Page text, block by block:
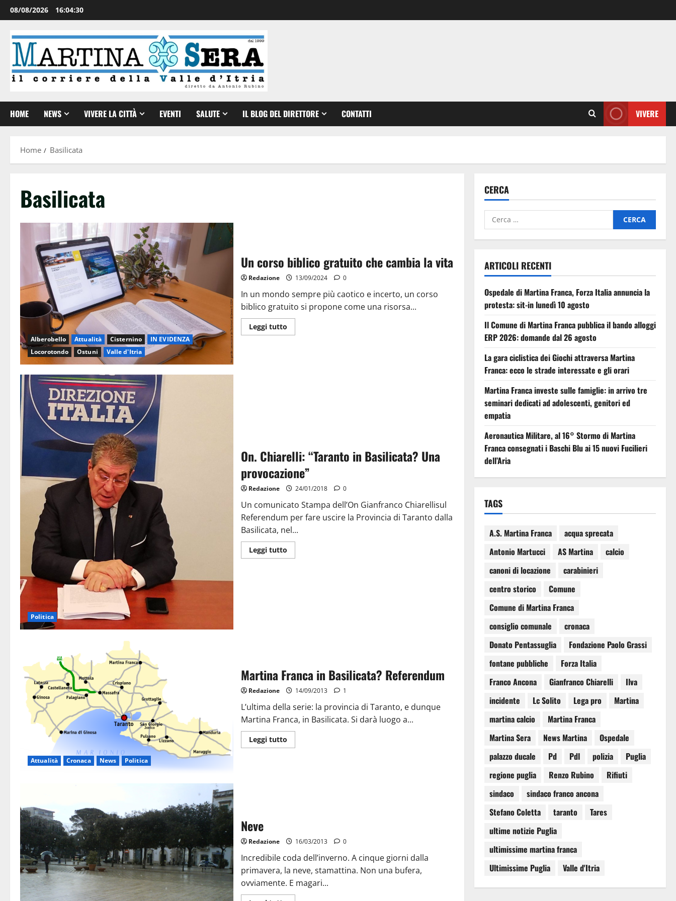
08/08/2026 16:04:30
HOME NEWS VIVERE LA CITTÀ EVENTI SALUTE IL BLOG DEL DIRETTORE CONTATTI VIVERE
Home Basilicata
Basilicata
Alberobello Attualità Cisternino
IN EVIDENZA
Locorotondo
Ostuni Valle d'Itria
Un corso biblico gratuito che cambia la vita
Redazione 13/09/2024 0
In un mondo sempre più caotico e incerto, un corso
biblico gratuito si propone come una risorsa...
Leggi tutto
Politica
On. Chiarelli: “Taranto in Basilicata? Una
provocazione”
Redazione 24/01/2018 0
Un comunicato Stampa dell’On Gianfranco Chiarellisul
Referendum per fare uscire la Provincia di Taranto dalla
Basilicata, nel...
Leggi tutto
Attualità Cronaca News Politica
Martina Franca in Basilicata? Referendum
Redazione 14/09/2013 1
L’ultima della serie: la provincia di Taranto, e dunque
Martina Franca, in Basilicata. Si darà luogo a...
Leggi tutto
Neve
Redazione 16/03/2013 0
Incredibile coda dell’inverno. A cinque giorni dalla
primavera, la neve, stamattina. Non una bufera,
ovviamente. E magari...
CERCA
ARTICOLI RECENTI
Ospedale di Martina Franca, Forza Italia annuncia la
protesta: sit-in lunedì 10 agosto
Il Comune di Martina Franca pubblica il bando alloggi
ERP 2026: domande dal 26 agosto
La gara ciclistica dei Giochi attraversa Martina
Franca: ecco le strade interessate e gli orari
Martina Franca investe sulle famiglie: in arrivo tre
seminari dedicati ad adolescenti, genitori ed
empatia
Aeronautica Militare, al 16° Stormo di Martina
Franca consegnati i Baschi Blu ai 15 nuovi Fucilieri
dell’Aria
TAGS
A.S. Martina Franca
acqua sprecata
Antonio Martucci
AS Martina
calcio
canoni di locazione
carabinieri
centro storico
Comune
Comune di Martina Franca
consiglio comunale
cronaca
Donato Pentassuglia
Fondazione Paolo Grassi
fontane pubbliche
Forza Italia
Franco Ancona
Gianfranco Chiarelli
Ilva
incidente
Lc Solito Lega pro
Martina
martina calcio
Martina Franca
Martina Sera
News Martina
Ospedale
palazzo ducale
Pd Pdl polizia
Puglia
regione puglia
Renzo Rubino
Rifiuti
sindaco
sindaco franco ancona
Stefano Coletta
taranto
Tares
ultime notizie Puglia
ultimissime martina franca
Ultimissime Puglia
Valle d'Itria